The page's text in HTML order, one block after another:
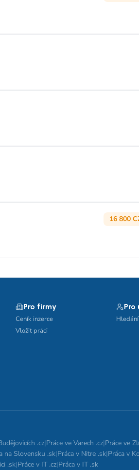
16 800
Pro firmy
Ceník inzerce
Vložit práci
Pro
.cz|Práce ve Varech .cz|Práce ve
na Slovensku .sk|Práca v Nitre .sk|Práca v
.sk|Práce v IT .cz|Práca v IT .sk